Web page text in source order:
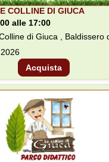
COLLINE DI GIUCA
alle 17:00
di Giuca , Baldissero
Acquista